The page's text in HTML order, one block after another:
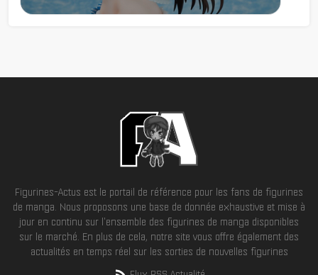
Figurines-Actus est le portail de référence pour les fans de figurines
de manga. Nous proposons une base de donnée exhaustive et mise à
jour en continu sur l'ensemble des figurines de manga disponibles
sur le marché. En plus de cela, notre site vous offre également des
actualités en temps réel sur les sorties de nouvelles figurines